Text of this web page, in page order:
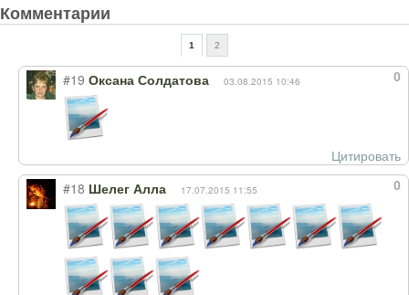
Комментарии
1 2
0
#19 Оксана Солдатова 03.08.2015 10:46
Цитировать
0
#18 Шелег Алла 17.07.2015 11:55